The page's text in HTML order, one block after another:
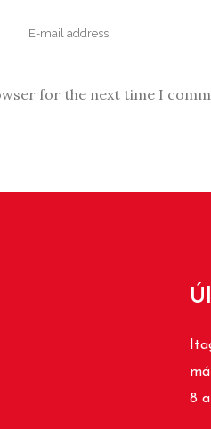
for the next time I
8